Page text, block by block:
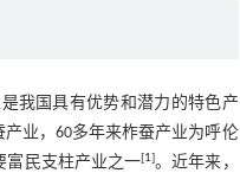
我国具有优势和潜力的特色产
业，60多年来柞蚕产业为呼伦
富民支柱产业之一[1]。近年来，